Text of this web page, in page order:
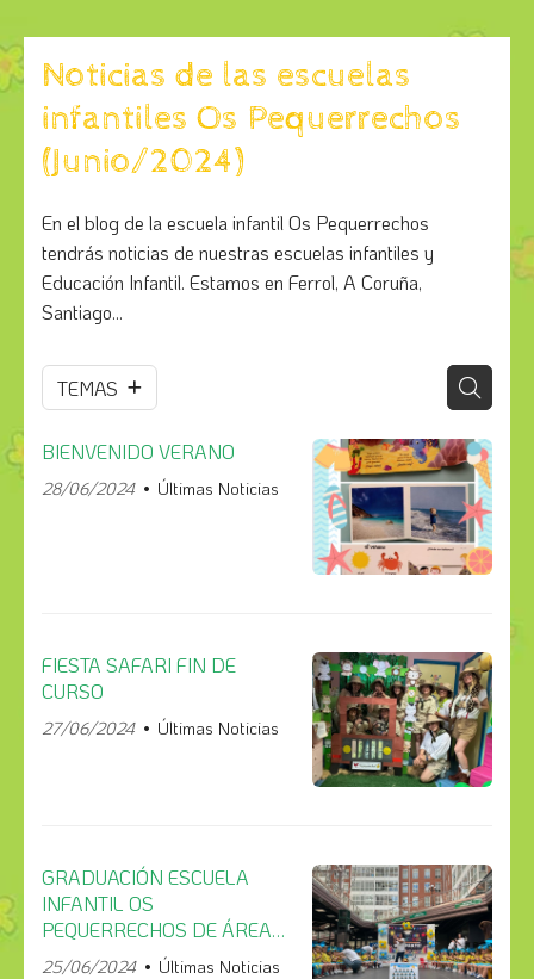
Noticias de las escuelas
infantiles Os Pequerrechos
(Junio/2024)
En el blog de la escuela infantil Os Pequerrechos
tendrás noticias de nuestras escuelas infantiles y
Educación Infantil. Estamos en Ferrol, A Coruña,
Santiago...
TEMAS
BIENVENIDO VERANO
28/06/2024 Últimas Noticias
FIESTA SAFARI FIN DE
CURSO
27/06/2024 Últimas Noticias
GRADUACIÓN ESCUELA
INFANTIL OS
PEQUERRECHOS DE ÁREA
CENTRAL- SANTIAGO
25/06/2024 Últimas Noticias